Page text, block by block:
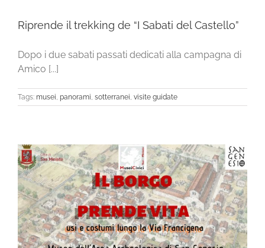
Riprende il trekking de “I Sabati del Castello”
Dopo i due sabati passati dedicati alla campagna di
Amico [...]
Tags: musei, panorami, sotterranei, visite guidate